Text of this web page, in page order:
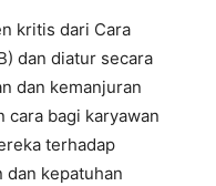
kritis dari Cara
dan diatur secara
dan kemanjuran
cara bagi karyawan
terhadap
dan kepatuhan